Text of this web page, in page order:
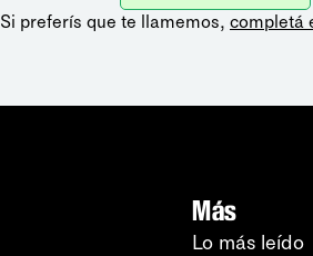
Si preferís que te llamemos, completá
Más
Lo más leído